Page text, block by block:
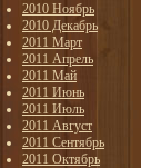
2010 Ноябрь
2010 Декабрь
2011 Март
2011 Апрель
2011 Май
2011 Июнь
2011 Июль
2011 Август
2011 Сентябрь
2011 Октябрь